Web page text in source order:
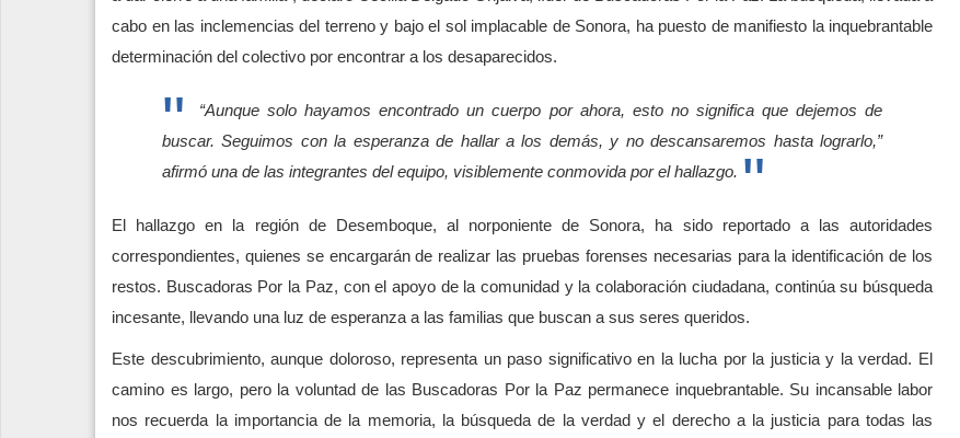
cabo en las inclemencias del terreno y bajo el sol implacable de Sonora, ha puesto de manifiesto la inquebrantable
determinación del colectivo por encontrar a los desaparecidos.
“Aunque solo hayamos encontrado un cuerpo por ahora, esto no significa que dejemos de
buscar. Seguimos con la esperanza de hallar a los demás, y no descansaremos hasta lograrlo,”
afirmó una de las integrantes del equipo, visiblemente conmovida por el hallazgo.
El hallazgo en la región de Desemboque, al norponiente de Sonora, ha sido reportado a las autoridades
correspondientes, quienes se encargarán de realizar las pruebas forenses necesarias para la identificación de los
restos. Buscadoras Por la Paz, con el apoyo de la comunidad y la colaboración ciudadana, continúa su búsqueda
incesante, llevando una luz de esperanza a las familias que buscan a sus seres queridos.
Este descubrimiento, aunque doloroso, representa un paso significativo en la lucha por la justicia y la verdad. El
camino es largo, pero la voluntad de las Buscadoras Por la Paz permanece inquebrantable. Su incansable labor
nos recuerda la importancia de la memoria, la búsqueda de la verdad y el derecho a la justicia para todas las